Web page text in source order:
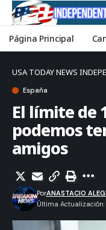
Página Principal
USA TODAY NEWS
España
El límite de
podemos
amigos
Última Actualización:
PorANASTACIO